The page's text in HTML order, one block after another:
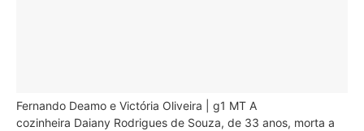
Fernando Deamo e Victória Oliveira | g1 MT A
cozinheira Daiany Rodrigues de Souza, de 33 anos, morta a